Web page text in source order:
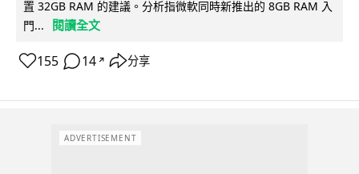
置 32GB RAM 的建議。分析指微軟同時新推出的 8GB RAM 入
門...
閱讀全文
155 14 ↗ 分享
ADVERTISEMENT